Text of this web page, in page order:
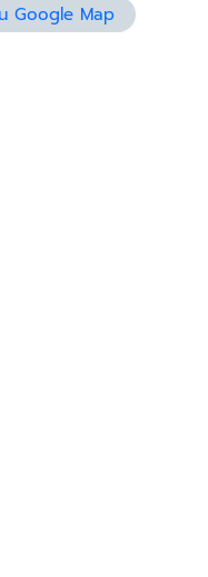
Google Map